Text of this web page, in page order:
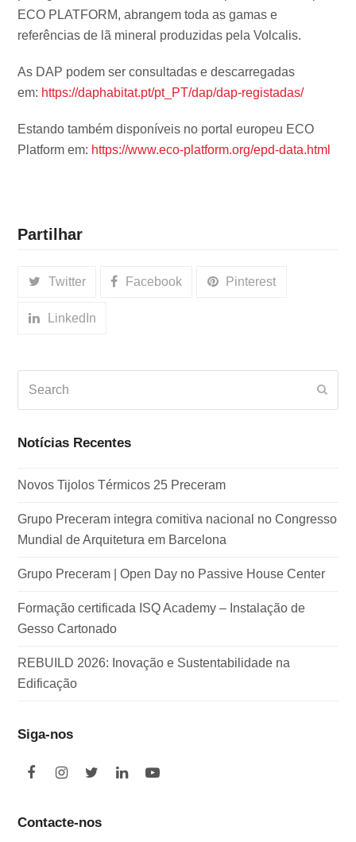
ECO PLATFORM, abrangem toda as gamas e
referências de lã mineral produzidas pela Volcalis.
As DAP podem ser consultadas e descarregadas
em: https://daphabitat.pt/pt_PT/dap/dap-registadas/
Estando também disponíveis no portal europeu ECO
Platform em: https://www.eco-platform.org/epd-data.html
Partilhar
Twitter Facebook Pinterest
LinkedIn
Notícias Recentes
Novos Tijolos Térmicos 25 Preceram
Grupo Preceram integra comitiva nacional no Congresso
Mundial de Arquitetura em Barcelona
Grupo Preceram | Open Day no Passive House Center
Formação certificada ISQ Academy – Instalação de
Gesso Cartonado
REBUILD 2026: Inovação e Sustentabilidade na
Edificação
Siga-nos
F
e
I
t
T
t
L
Y
Contacte-nos